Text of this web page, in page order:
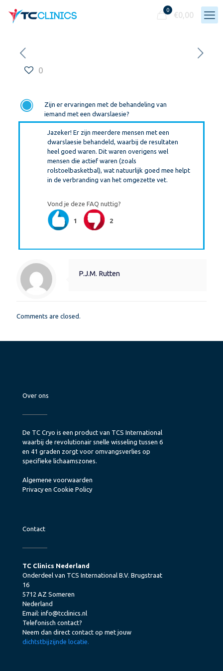
0
€0,00
0
F
Zijn er ervaringen met de behandeling van
iemand met een dwarslaesie?
Jazeker! Er zijn meerdere mensen met een
dwarslaesie behandeld, waarbij de resultaten
heel goed waren. Dit waren overigens wel
mensen die actief waren (zoals
rolstoelbasketbal), wat natuurlijk goed mee helpt
in de verbranding van het omgezette vet.
Vond je deze FAQ nuttig?
1 2
P.J.M. Rutten
Comments are closed.
Over ons
De TC Cryo is een product van TCS International
waarbij de revolutionair snelle wisseling tussen 6
en 41 graden zorgt voor omvangsverlies op
specifieke lichaamszones.
Algemene voorwaarden
Privacy en Cookie Policy
Contact
TC Clinics Nederland
Onderdeel van TCS International B.V. Brugstraat
16
5712 AZ Someren
Nederland
Email: info@tcclinics.nl
Telefonisch contact?
Neem dan direct contact op met jouw
dichtstbijzijnde locatie.